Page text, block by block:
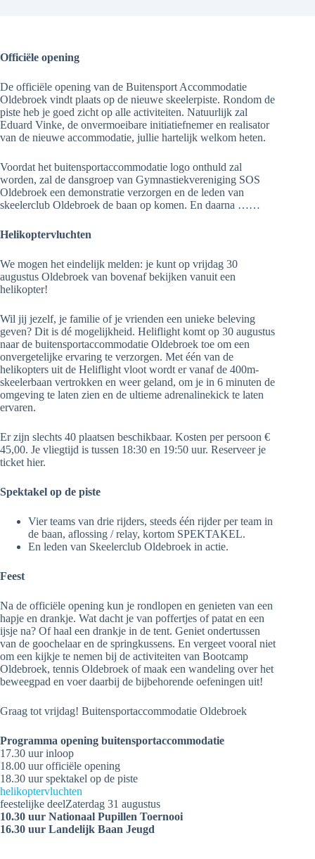
Officiële opening
De officiële opening van de Buitensport Accommodatie
Oldebroek vindt plaats op de nieuwe skeelerpiste. Rondom de
piste heb je goed zicht op alle activiteiten. Natuurlijk zal
Eduard Vinke, de onvermoeibare initiatiefnemer en realisator
van de nieuwe accommodatie, jullie hartelijk welkom heten.
Voordat het buitensportaccommodatie logo onthuld zal
worden, zal de dansgroep van Gymnastiekvereniging SOS
Oldebroek een demonstratie verzorgen en de leden van
skeelerclub Oldebroek de baan op komen. En daarna ……
Helikoptervluchten
We mogen het eindelijk melden: je kunt op vrijdag 30
augustus Oldebroek van bovenaf bekijken vanuit een
helikopter!
Wil jij jezelf, je familie of je vrienden een unieke beleving
geven? Dit is dé mogelijkheid. Heliflight komt op 30 augustus
naar de buitensportaccommodatie Oldebroek toe om een
onvergetelijke ervaring te verzorgen. Met één van de
helikopters uit de Heliflight vloot wordt er vanaf de 400m-
skeelerbaan vertrokken en weer geland, om je in 6 minuten de
omgeving te laten zien en de ultieme adrenalinekick te laten
ervaren.
Er zijn slechts 40 plaatsen beschikbaar. Kosten per persoon €
45,00. Je vliegtijd is tussen 18:30 en 19:50 uur. Reserveer je
ticket hier.
Spektakel op de piste
Vier teams van drie rijders, steeds één rijder per team in
de baan, aflossing / relay, kortom SPEKTAKEL.
En leden van Skeelerclub Oldebroek in actie.
Feest
Na de officiële opening kun je rondlopen en genieten van een
hapje en drankje. Wat dacht je van poffertjes of patat en een
ijsje na? Of haal een drankje in de tent. Geniet ondertussen
van de goochelaar en de springkussens. En vergeet vooral niet
om een kijkje te nemen bij de activiteiten van Bootcamp
Oldebroek, tennis Oldebroek of maak een wandeling over het
beweegpad en voer daarbij de bijbehorende oefeningen uit!
Graag tot vrijdag! Buitensportaccommodatie Oldebroek
Programma opening buitensportaccommodatie
17.30 uur inloop
18.00 uur officiële opening
18.30 uur spektakel op de piste
helikoptervluchten
feestelijke deelZaterdag 31 augustus
10.30 uur Nationaal Pupillen Toernooi
16.30 uur Landelijk Baan Jeugd